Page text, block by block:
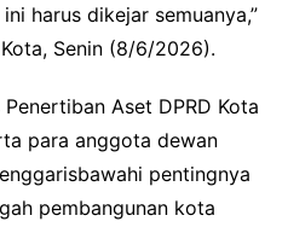
harus dikejar semuanya,”
Senin (8/6/2026).
Aset DPRD Kota
para anggota dewan
pentingnya
pembangunan kota